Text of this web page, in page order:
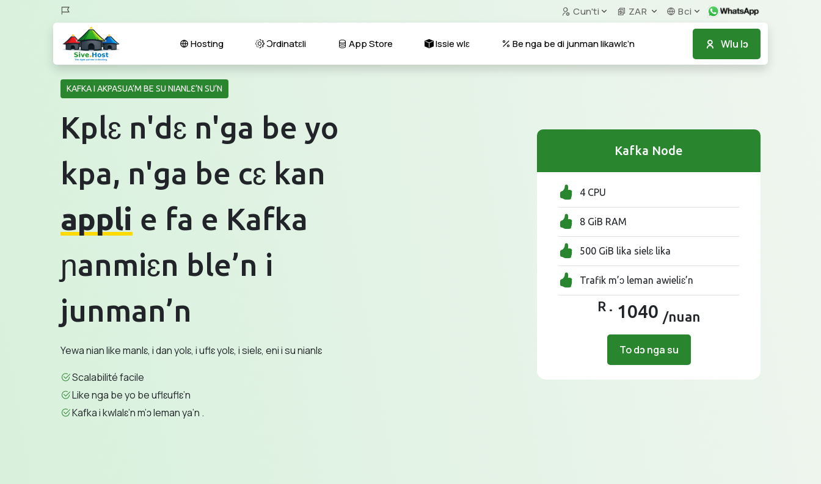
Cun'ti ZAR Bci
Wlu lɔ
Hosting Ɔrdinatɛli App Store Issie wlɛ Be nga be di junman likawlɛ’n
KAFKA I AKPASUA’M BE SU NIANLƐ’N SU’N
Kplɛ n'dɛ n'ga be yo
kpa, n'ga be cɛ kan
appli e fa e Kafka
ɲanmiɛn ble’n i
junman’n
Yewa nian like manlɛ, i dan yolɛ, i uflɛ yolɛ, i sielɛ, eni i su nianlɛ
Scalabilité facile
Like nga be yo be uflɛuflɛ’n
Kafka i kwlalɛ’n m’ɔ leman ya’n .
Kafka Node
4 CPU
8 GiB RAM
500 GiB lika sielɛ lika
Trafik m’ɔ leman awieliɛ’n
R . 1040 /nuan
To dɔ nga su